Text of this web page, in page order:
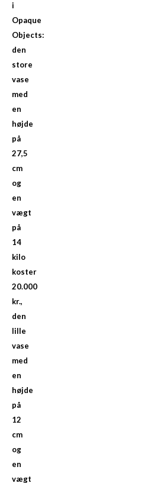
i
Opaque
Objects:
den
store
vase
med
en
højde
på
27,5
cm
og
en
vægt
på
14
kilo
koster
20.000
kr.,
den
lille
vase
med
en
højde
på
12
cm
og
en
vægt